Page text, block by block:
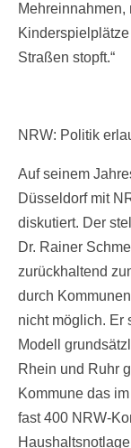
Mehreinnahmen,
Straßen stopft.“
NRW: Politik
Auf seinem
Düsseldorf mit
diskutiert. Der
Dr. Rainer
zurückhaltend
durch
nicht möglich. Er
Modell
Rhein und Ruhr
Kommune das
fast 400 NRW-